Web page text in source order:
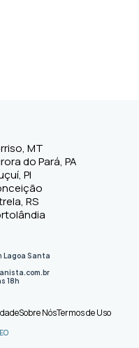
MT
do Pará, PA
PI
RS
Lagoa Santa
18h
Sobre NósTermos de Uso